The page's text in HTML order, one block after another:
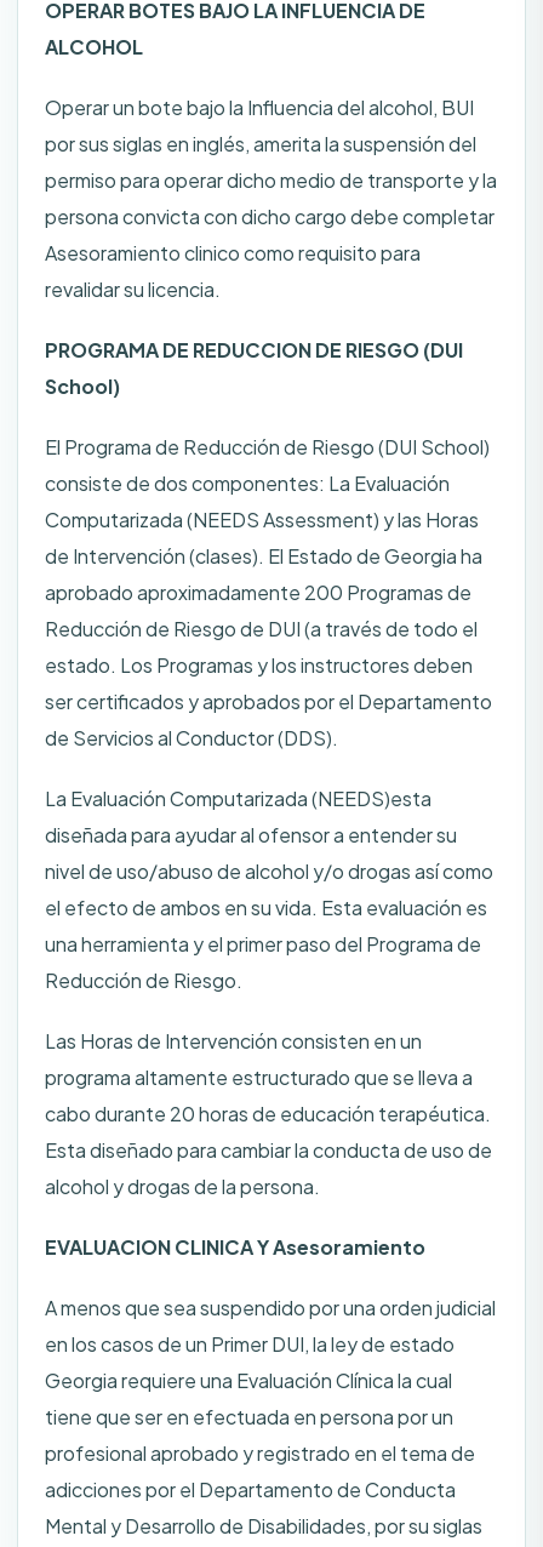
OPERAR BOTES BAJO LA INFLUENCIA DE
ALCOHOL
Operar un bote bajo la Influencia del alcohol, BUI
por sus siglas en inglés, amerita la suspensión del
permiso para operar dicho medio de transporte y la
persona convicta con dicho cargo debe completar
Asesoramiento clinico como requisito para
revalidar su licencia.
PROGRAMA DE REDUCCION DE RIESGO (DUI
School)
El Programa de Reducción de Riesgo (DUI School)
consiste de dos componentes: La Evaluación
Computarizada (NEEDS Assessment) y las Horas
de Intervención (clases). El Estado de Georgia ha
aprobado aproximadamente 200 Programas de
Reducción de Riesgo de DUI (a través de todo el
estado. Los Programas y los instructores deben
ser certificados y aprobados por el Departamento
de Servicios al Conductor (DDS).
La Evaluación Computarizada (NEEDS)esta
diseñada para ayudar al ofensor a entender su
nivel de uso/abuso de alcohol y/o drogas así como
el efecto de ambos en su vida. Esta evaluación es
una herramienta y el primer paso del Programa de
Reducción de Riesgo.
Las Horas de Intervención consisten en un
programa altamente estructurado que se lleva a
cabo durante 20 horas de educación terapéutica.
Esta diseñado para cambiar la conducta de uso de
alcohol y drogas de la persona.
EVALUACION CLINICA Y Asesoramiento
A menos que sea suspendido por una orden judicial
en los casos de un Primer DUI, la ley de estado
Georgia requiere una Evaluación Clínica la cual
tiene que ser en efectuada en persona por un
profesional aprobado y registrado en el tema de
adicciones por el Departamento de Conducta
Mental y Desarrollo de Disabilidades, por su siglas